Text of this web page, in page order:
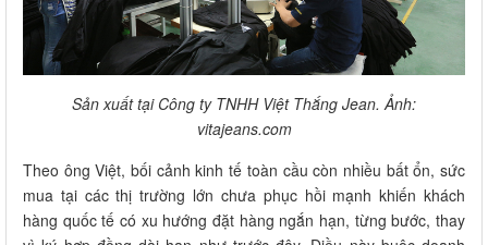
Sản xuất tại Công ty TNHH Việt Thắng Jean. Ảnh:
vitajeans.com
Theo ông Việt, bối cảnh kinh tế toàn cầu còn nhiều bất ổn, sức
mua tại các thị trường lớn chưa phục hồi mạnh khiến khách
hàng quốc tế có xu hướng đặt hàng ngắn hạn, từng bước, thay